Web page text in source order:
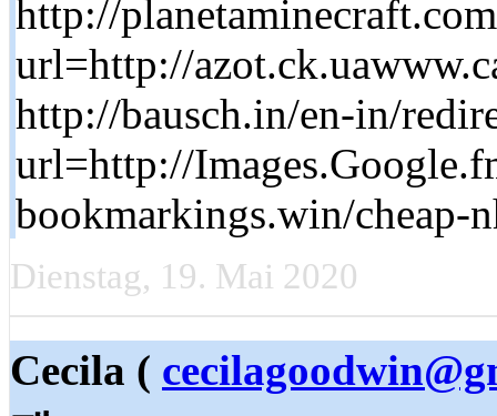
http://
url=http://
http://bausch.in/en-in/
url=http://
bookmarkings.win/cheap-
Dienstag, 19. Mai 2020
Cecila (